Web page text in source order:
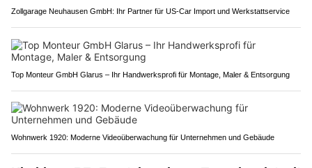
Zollgarage Neuhausen GmbH: Ihr Partner für US-Car Import und Werkstattservice
Top Monteur GmbH Glarus – Ihr Handwerksprofi für Montage, Maler & Entsorgung
Wohnwerk 1920: Moderne Videoüberwachung für Unternehmen und Gebäude